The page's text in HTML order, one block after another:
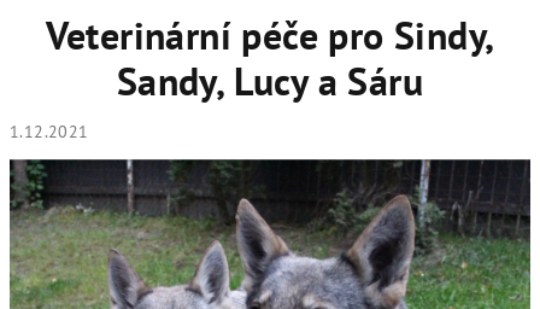
košík
Veterinární péče pro Sindy,
Sandy, Lucy a Sáru
1.12.2021